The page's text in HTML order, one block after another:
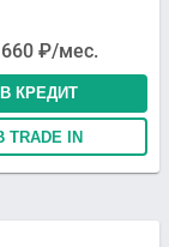
₽/мес.
В КРЕДИТ
TRADE IN